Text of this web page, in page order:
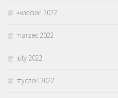
kwiecień 2022
marzec 2022
luty 2022
styczeń 2022